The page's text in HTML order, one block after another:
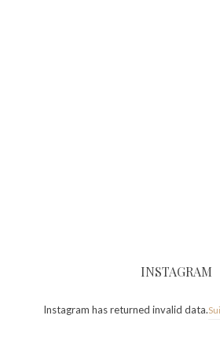
INSTAGRAM
Instagram has returned invalid data.